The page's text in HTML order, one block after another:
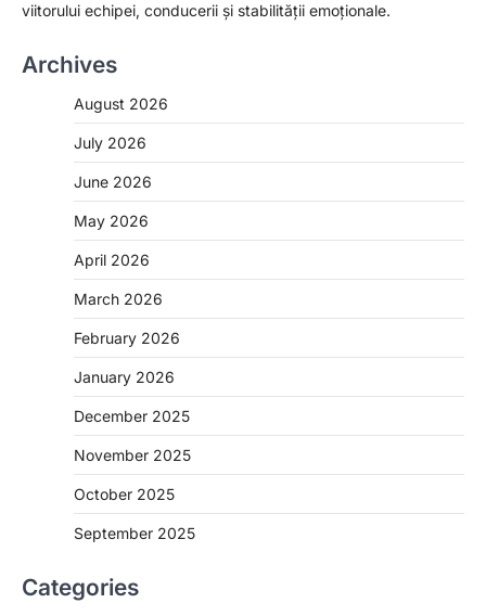
viitorului echipei, conducerii și stabilității emoționale.
Archives
August 2026
July 2026
June 2026
May 2026
April 2026
March 2026
February 2026
January 2026
December 2025
November 2025
October 2025
September 2025
Categories